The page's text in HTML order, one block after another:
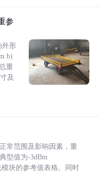
参
外形
b)
重
及
常范围及影响因素，重
型值为-3dBm
块的参考值表格。同时